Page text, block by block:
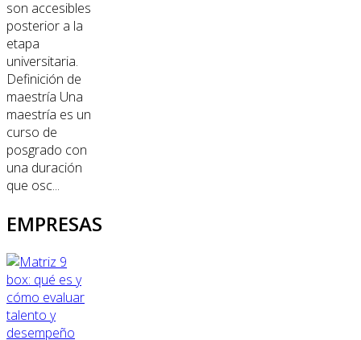
son accesibles
posterior a la
etapa
universitaria.
Definición de
maestría Una
maestría es un
curso de
posgrado con
una duración
que osc...
EMPRESAS